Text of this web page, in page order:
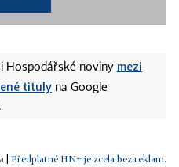
Hospodářské noviny mezi
tituly na Google
Předplatné HN+ je zcela bez reklam.